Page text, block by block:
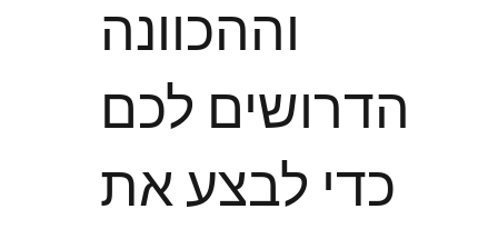
וההכוונה
הדרושים לכם
כדי לבצע את